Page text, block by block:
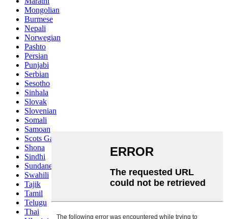
Mongolian
Burmese
Nepali
Norwegian
Pashto
Persian
Punjabi
Serbian
Sesotho
Sinhala
Slovak
Slovenian
Somali
Samoan
Scots Gaelic
Shona
Sindhi
Sundanese
Swahili
Tajik
Tamil
Telugu
Thai